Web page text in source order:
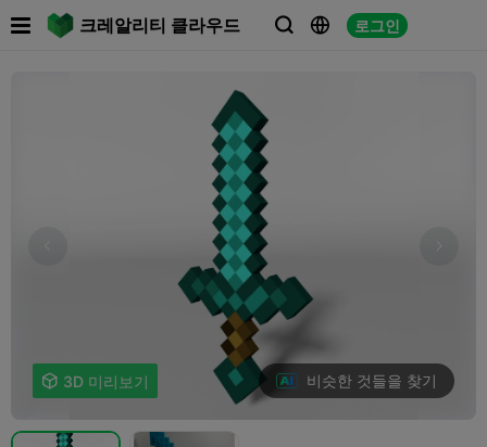
크레알리티 클라우드   로그인
 3D 미리보기 비슷한 것들을 찾기